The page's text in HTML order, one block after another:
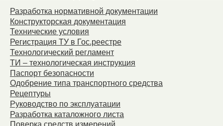
Разработка нормативной документации
Конструкторская документация
Технические условия
Регистрация ТУ в Гос.реестре
Технологический регламент
ТИ – технологическая инструкция
Паспорт безопасности
Одобрение типа транспортного средства
Рецептуры
Руководство по эксплуатации
Разработка каталожного листа